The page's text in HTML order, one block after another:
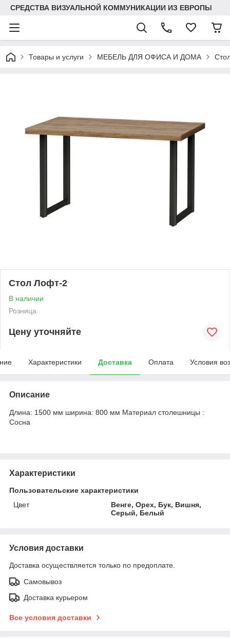
СРЕДСТВА ВИЗУАЛЬНОЙ КОММУНИКАЦИИ ИЗ ЕВРОПЫ
Товары и услуги МЕБЕЛЬ ДЛЯ ОФИСА И ДОМА
Стол Лофт-2
В наличии
Розница
Цену уточняйте
Характеристики Доставка Оплата Условия
Описание
Длина: 1500 мм ширина: 800 мм Материал столешницы :
Сосна
Характеристики
Пользовательские характеристики
Цвет
Венге, Орех, Бук, Вишня,
Серый, Белый
Условия доставки
Доставка осуществляется только по предоплате.
Самовывоз
Доставка курьером
Все условия доставки